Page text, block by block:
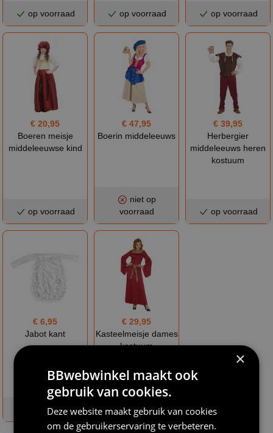
op voorraad op voorraad op voorraad
€ 20,95
Boeren meisje
middeleeuwse kind
op voorraad
€ 47,95
Boerin middeleeuws
niet op
voorraad
€ 39,95
Herbergier
middeleeuws heren
kostuum
op voorraad
€ 6,95
Jabot kant
op voorraad
€ 29,95
Kasteelmeisje dames
kostuum
niet op
voorraad
×
BBwebwinkel maakt ook
gebruik van cookies.
Deze website maakt gebruik van cookies
om de gebruikerservaring te verbeteren.